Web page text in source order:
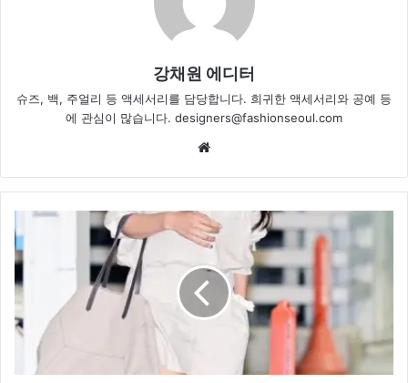
강채원 에디터
슈즈, 백, 주얼리 등 액세서리를 담당합니다. 희귀한 액세서리와 공예 등
에 관심이 많습니다. designers@fashionseoul.com
우
수
빛
나
는
모